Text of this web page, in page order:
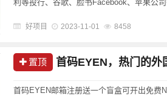
利等投行、谷歌、脸书Facebook、苹果公
好项目 2023-11-01 8458
置顶 首码EYEN，热门的外国短
首码EYEN邮箱注册送一个盲盒可开出免费